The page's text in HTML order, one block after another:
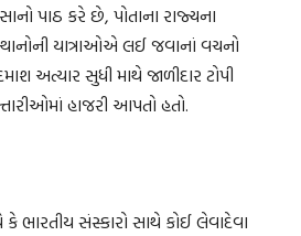
પાઠ કરે છે, પોતાના રાજ્યના
યાત્રાઓએ લઈ જવાનાં વચનો
અત્યાર સુધી માથે જાળીદાર ટોપી
હાજરી આપતો હતો.
કે ભારતીય સંસ્કારો સાથે કોઈ લેવાદેવા